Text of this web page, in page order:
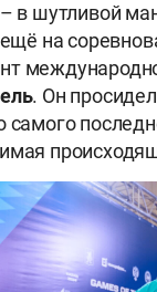
в шутливой
на
. Он
самого